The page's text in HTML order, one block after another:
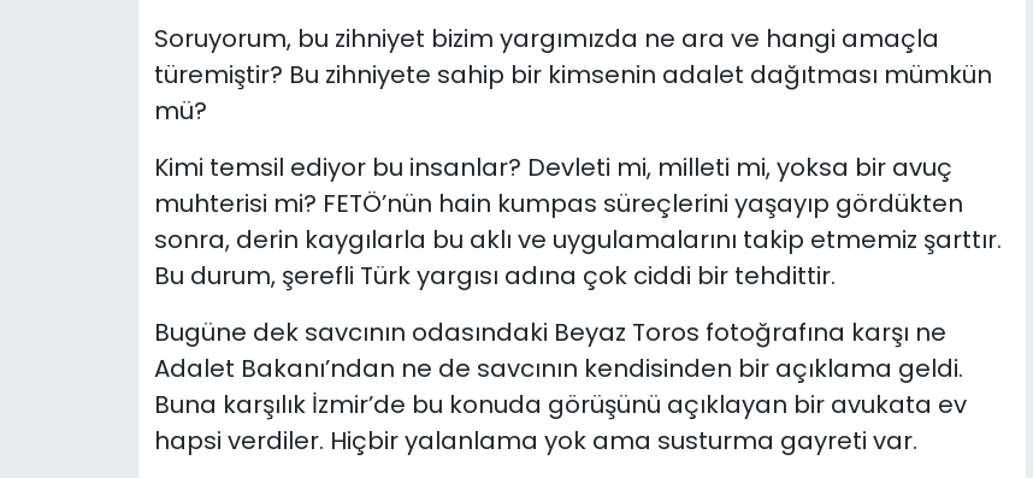
Soruyorum, bu zihniyet bizim yargımızda ne ara ve hangi amaçla
türemiştir? Bu zihniyete sahip bir kimsenin adalet dağıtması mümkün
mü?
Kimi temsil ediyor bu insanlar? Devleti mi, milleti mi, yoksa bir avuç
muhterisi mi? FETÖ’nün hain kumpas süreçlerini yaşayıp gördükten
sonra, derin kaygılarla bu aklı ve uygulamalarını takip etmemiz şarttır.
Bu durum, şerefli Türk yargısı adına çok ciddi bir tehdittir.
Bugüne dek savcının odasındaki Beyaz Toros fotoğrafına karşı ne
Adalet Bakanı’ndan ne de savcının kendisinden bir açıklama geldi.
Buna karşılık İzmir’de bu konuda görüşünü açıklayan bir avukata ev
hapsi verdiler. Hiçbir yalanlama yok ama susturma gayreti var.